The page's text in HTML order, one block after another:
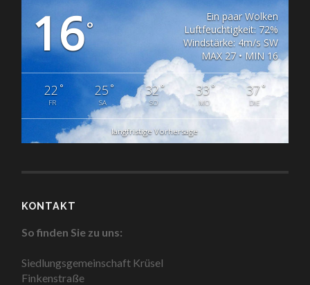
16°
Ein paar Wolken
Luftfeuchtigkeit: 72%
Windstärke: 4m/s SW
MAX 27 • MIN 16
22 °
FR
25°
SA
32°
SO
33°
MO
37°
DIE
langfristige Vorhersage
KONTAKT
So finden Sie zu uns:
Siedlungsgemeinschaft Krüsel
Finkenstraße